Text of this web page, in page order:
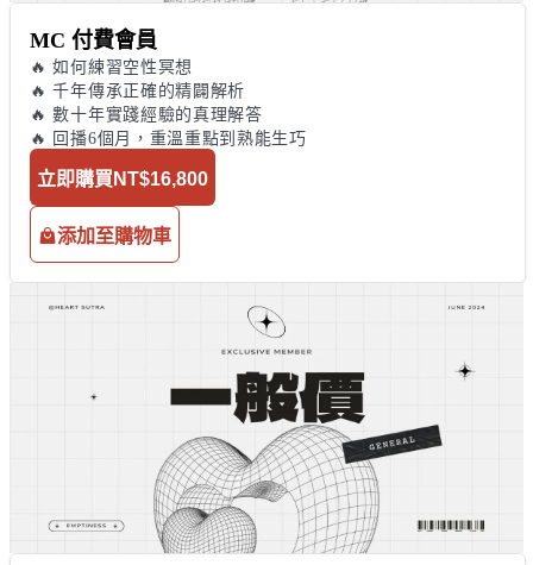
MC 付費會員
🔥 如何練習空性冥想
🔥 千年傳承正確的精闢解析
🔥 數十年實踐經驗的真理解答
🔥 回播6個月，重溫重點到熟能生巧
立即購買 NT$16,800
添加至購物車